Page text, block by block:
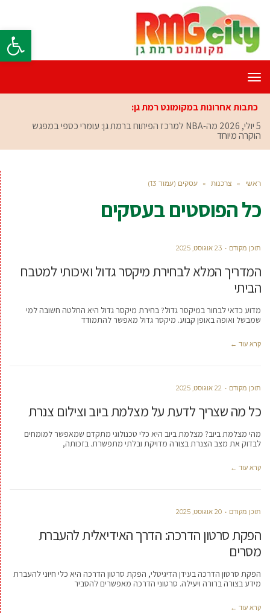
פתח
תפריט
כתבות אחרונות במקומונט רמת גן:
5 יולי, 2026
מה-NBA למרכז הפיתוח ברמת גן: עומרי כספי במפגש
הוקרה מיוחד
ראשי » צרכנות » עסקים (עמוד 13)
כל הפוסטים בעסקים
תוכן מקודם 23 אוגוסט, 2025
המדריך המלא לבחירת מיקסר גדול ואיכותי למטבח
הביתי
מדוע כדאי לבחור במיקסר גדול? בחירת מיקסר גדול היא החלטה חשובה למי
שמבשל ואופה באופן קבוע. מיקסר גדול מאפשר להתמודד
קרא עוד ←
תוכן מקודם 22 אוגוסט, 2025
כל מה שצריך לדעת על מצלמת ביוב וצילום צנרת
מהי מצלמת ביוב? מצלמת ביוב היא כלי טכנולוגי מתקדם שמאפשר למומחים
לבדוק את מצב הצנרת בצורה מדויקת ובלתי מתפשרת. בזכותה,
קרא עוד ←
תוכן מקודם 20 אוגוסט, 2025
הפקת סרטון הדרכה: הדרך האידיאלית להעברת
מסרים
הפקת סרטון הדרכה בעידן הדיגיטלי, הפקת סרטון הדרכה היא כלי חיוני להעברת
מידע בצורה ברורה ויעילה. סרטוני הדרכה מאפשרים להסביר
קרא עוד ←